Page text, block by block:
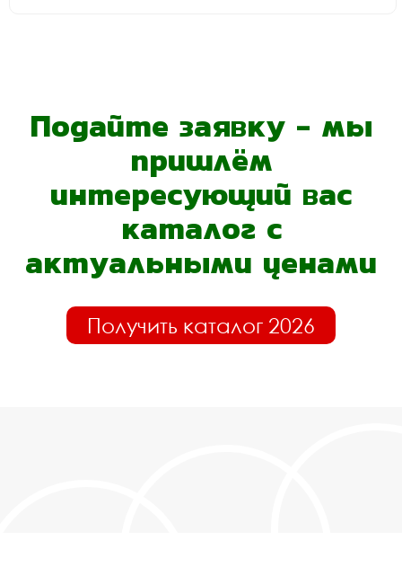
Подайте заявку - мы
пришлём
интересующий вас
каталог с
актуальными ценами
Получить каталог 2026